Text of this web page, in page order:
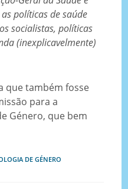
políticas de saúde
socialistas, políticas
(inexplicavelmente)
que também fosse
para a
Género, que bem
DE GÉNERO